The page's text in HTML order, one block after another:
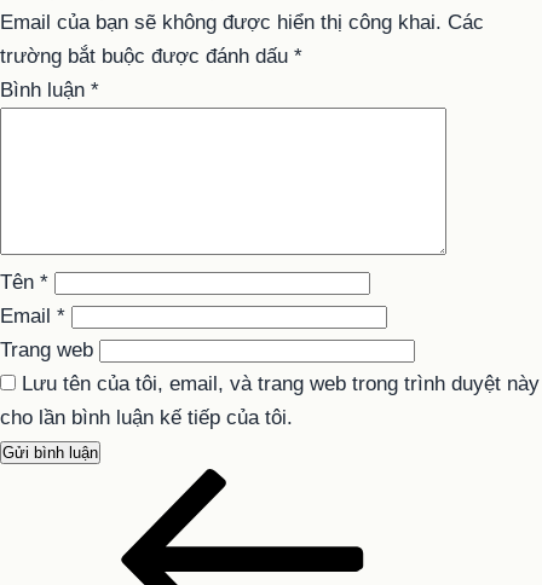
Email của bạn sẽ không được hiển thị công khai. Các
trường bắt buộc được đánh dấu *
Bình luận *
Tên *
Email *
Trang web
Lưu tên của tôi, email, và trang web trong trình duyệt này
cho lần bình luận kế tiếp của tôi.